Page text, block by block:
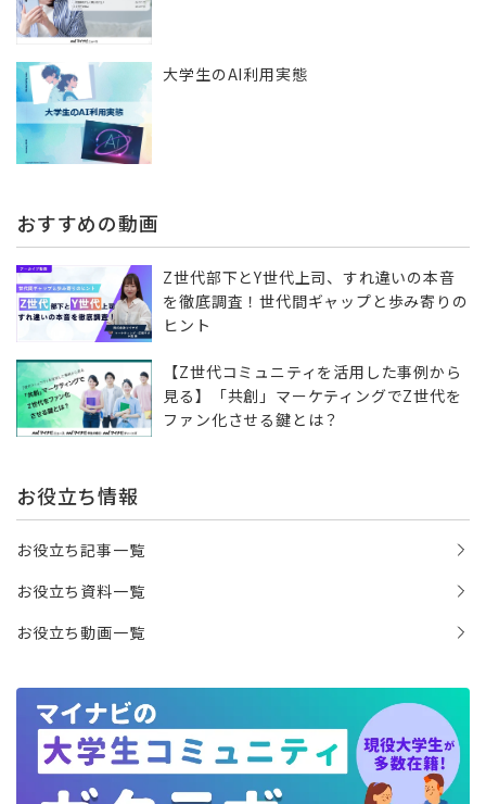
大学生のAI利用実態
おすすめの動画
Z世代部下とY世代上司、すれ違いの本音
を徹底調査！世代間ギャップと歩み寄りの
ヒント
【Z世代コミュニティを活用した事例から
見る】「共創」マーケティングでZ世代を
ファン化させる鍵とは？
お役立ち情報
お役立ち記事一覧
お役立ち資料一覧
お役立ち動画一覧